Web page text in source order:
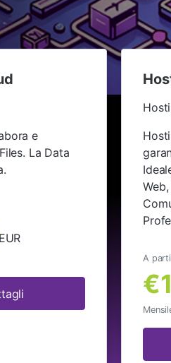
e
La Data
EUR
A